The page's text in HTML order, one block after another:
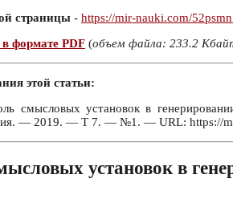
страницы - https://mir-nauki.com/
формате PDF (объем файла: 233.2
этой статьи:
смысловых установок в
— 2019. — Т 7. — №1. — URL: https://
установок в